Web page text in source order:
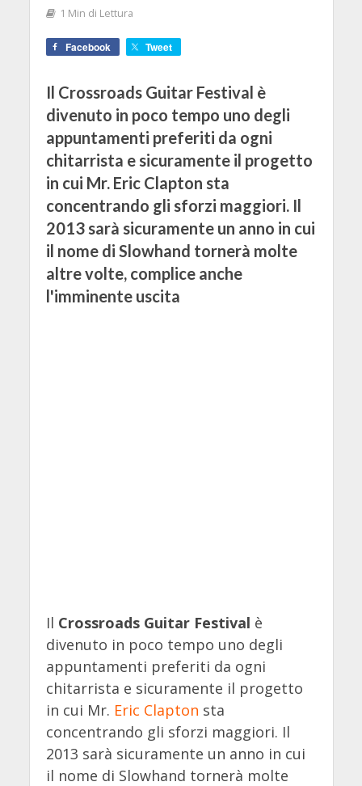
1 Min di Lettura
Facebook Tweet
Il Crossroads Guitar Festival è
divenuto in poco tempo uno degli
appuntamenti preferiti da ogni
chitarrista e sicuramente il progetto
in cui Mr. Eric Clapton sta
concentrando gli sforzi maggiori. Il
2013 sarà sicuramente un anno in cui
il nome di Slowhand tornerà molte
altre volte, complice anche
l'imminente uscita
Il Crossroads Guitar Festival è
divenuto in poco tempo uno degli
appuntamenti preferiti da ogni
chitarrista e sicuramente il progetto
in cui Mr. Eric Clapton sta
concentrando gli sforzi maggiori. Il
2013 sarà sicuramente un anno in cui
il nome di Slowhand tornerà molte